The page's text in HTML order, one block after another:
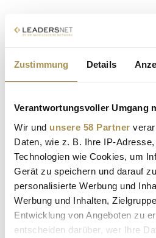
Zustimmung Details
Verantwortungsvoller Umgang
Wir und unsere 58 Partner
Daten, wie z. B. Ihre IP-
Technologien wie Cookies, um
Gerät zu speichern und darauf
personalisierte Werbung und
Werbung und Inhalten,
Entwicklung von Angeboten zu
entscheiden darüber, wer Ihre